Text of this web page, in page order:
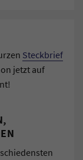
Steckbrief
jetzt auf